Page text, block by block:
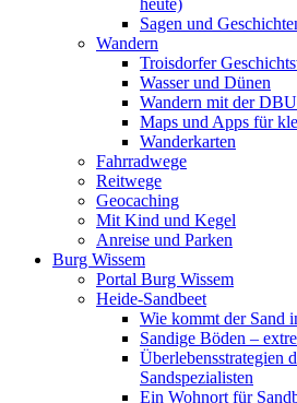
heute)
Sagen und
Wandern
Troisdorfer
Wasser und Dünen
Wandern mit der
Maps und Apps für
Wanderkarten
Fahrradwege
Reitwege
Geocaching
Mit Kind und Kegel
Anreise und Parken
Burg Wissem
Portal Burg Wissem
Heide-Sandbeet
Wie kommt der Sand
Sandige Böden –
Überlebensstrategien
Sandspezialisten
Ein Wohnort für